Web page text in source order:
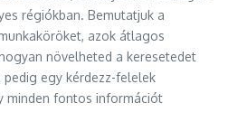
régiókban. Bemutatjuk a
azok átlagos
növelheted a keresetedet
pedig egy kérdezz-felelek
minden fontos információt